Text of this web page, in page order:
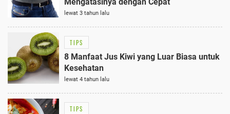
Mengatasinya dengan Cepat
lewat 3 tahun lalu
TIPS
8 Manfaat Jus Kiwi yang Luar Biasa untuk
Kesehatan
lewat 4 tahun lalu
TIPS